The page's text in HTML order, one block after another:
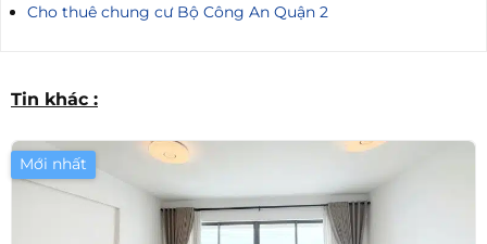
Cho thuê chung cư Bộ Công An Quận 2
Tin khác :
Mới nhất